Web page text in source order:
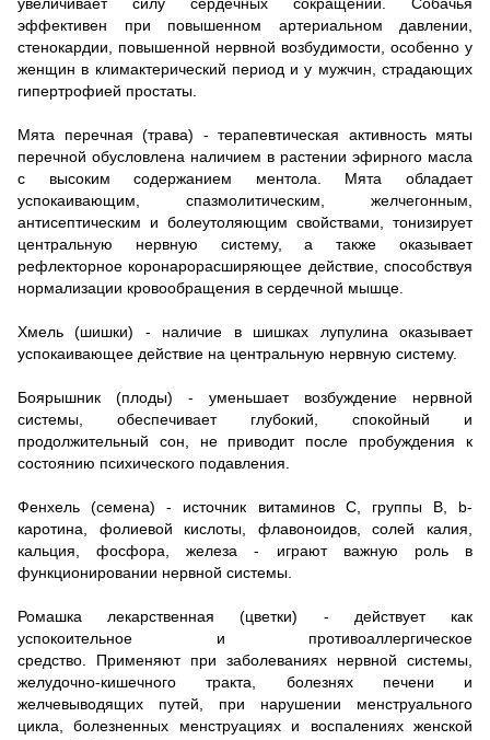
эффективен при повышенном артериальном давлении,
стенокардии, повышенной нервной возбудимости, особенно у
женщин в климактерический период и у мужчин, страдающих
гипертрофией простаты.
Мята перечная (трава) - терапевтическая активность мяты
перечной обусловлена наличием в растении эфирного масла
с высоким содержанием ментола. Мята обладает
успокаивающим, спазмолитическим, желчегонным,
антисептическим и болеутоляющим свойствами, тонизирует
центральную нервную систему, а также оказывает
рефлекторное коронарорасширяющее действие, способствуя
нормализации кровообращения в сердечной мышце.
Хмель (шишки) - наличие в шишках лупулина оказывает
успокаивающее действие на центральную нервную систему.
Боярышник (плоды) - уменьшает возбуждение нервной
системы, обеспечивает глубокий, спокойный и
продолжительный сон, не приводит после пробуждения к
состоянию психического подавления.
Фенхель (семена) - источник витаминов С, группы В, b-
каротина, фолиевой кислоты, флавоноидов, солей калия,
кальция, фосфора, железа - играют важную роль в
функционировании нервной системы.
Ромашка лекарственная (цветки) - действует как
успокоительное и противоаллергическое
средство. Применяют при заболеваниях нервной системы,
желудочно-кишечного тракта, болезнях печени и
желчевыводящих путей, при нарушении менструального
цикла, болезненных менструациях и воспалениях женской